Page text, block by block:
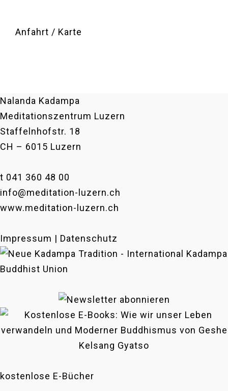
Anfahrt / Karte
Nalanda Kadampa
Meditationszentrum Luzern
Staffelnhofstr. 18
CH – 6015 Luzern
t 041 360 48 00
info@meditation-luzern.ch
www.meditation-luzern.ch
Impressum | Datenschutz
kostenlose E-Bücher